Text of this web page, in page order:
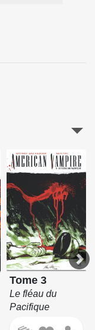
Tome 3
Le fléau du
Pacifique